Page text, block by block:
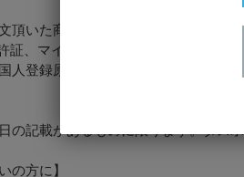
頂いた商品を発送させて頂きます。
証、マイナンバーカード、各種健康
人登録原票の写し、外国人登録原
の記載があるものに限ります。タス
の方に】